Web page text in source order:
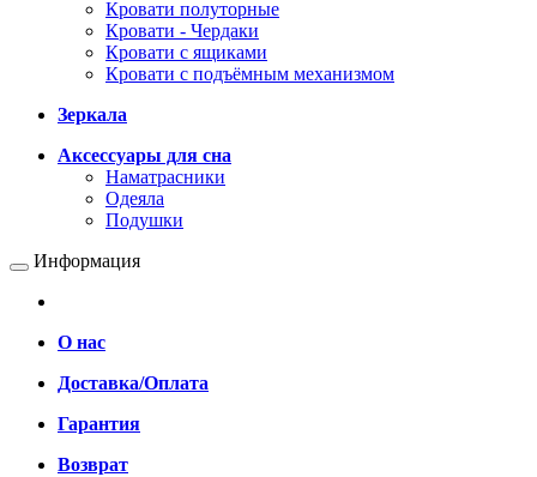
Кровати полуторные
Кровати - Чердаки
Кровати с ящиками
Кровати с подъёмным механизмом
Зеркала
Аксессуары для сна
Наматрасники
Одеяла
Подушки
Информация
О нас
Доставка/Оплата
Гарантия
Возврат